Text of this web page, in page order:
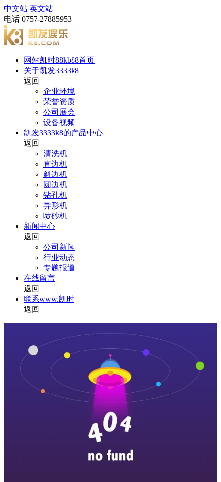
中文站 英文站
电话 0757-27885953
网站凯时88kb88首页
关于凯发3333k8
返回
企业环境
荣誉资质
公司展会
设备视频
凯发3333k8的产品中心
返回
清洗机
直边机
斜边机
圆边机
钻孔机
异形机
喷砂机
新闻中心
返回
公司新闻
行业动态
专题报道
在线留言
返回
联系www.凯时
返回